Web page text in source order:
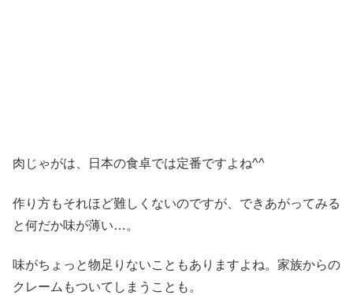
肉じゃがは、日本の食卓では定番ですよね^^
作り方もそれほど難しくないのですが、できあがってみる
と何だか味が薄い…。
味がちょっと物足りないこともありますよね。家族からの
クレームもついてしまうことも。